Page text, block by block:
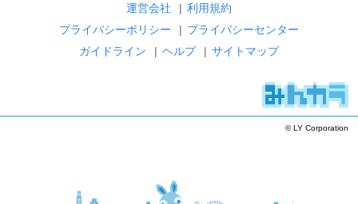
運営会社 | 利用規約
プライバシーポリシー
| プライバシーセンター
ガイドライン
| ヘルプ | サイトマップ
© LY Corporation